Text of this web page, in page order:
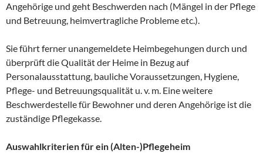
Angehörige und geht Beschwerden nach (Mängel in der Pflege
und Betreuung, heimvertragliche Probleme etc.).
Sie führt ferner unangemeldete Heimbegehungen durch und
überprüft die Qualität der Heime in Bezug auf
Personalausstattung, bauliche Voraussetzungen, Hygiene,
Pflege- und Betreuungsqualität u. v. m. Eine weitere
Beschwerdestelle für Bewohner und deren Angehörige ist die
zuständige Pflegekasse.
Auswahlkriterien für ein (Alten-)Pflegeheim